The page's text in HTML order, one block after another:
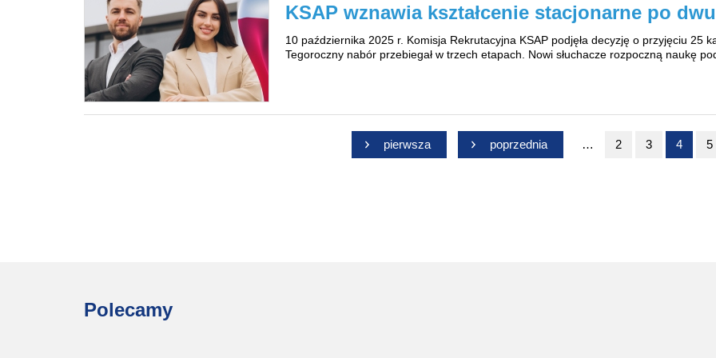
KSAP wznawia kształcenie stacjonarne po
10 października 2025 r. Komisja Rekrutacyjna KSAP podjęła decyzję o przyjęciu 25
Tegoroczny nabór przebiegał w trzech etapach. Nowi słuchacze rozpoczną naukę
Przejdź do
pierwsza
Przejdź do
poprzednia … Przejdź do strony
2 Przejdź do
3 4 5
Polecamy